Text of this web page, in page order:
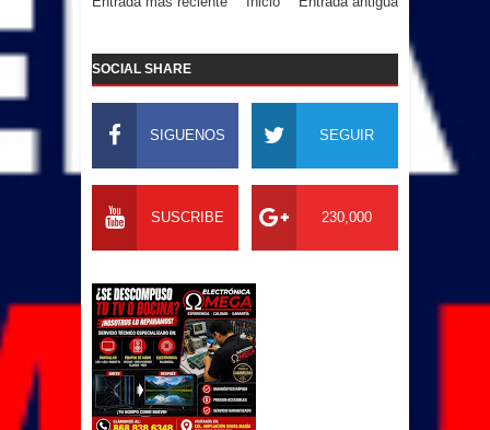
SOCIAL SHARE
SIGUENOS SEGUIR
SUSCRIBE 230,000